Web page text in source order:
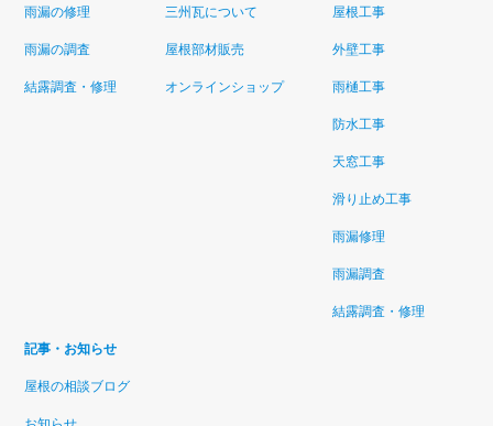
雨漏の修理
雨漏の調査
結露調査・修理
三州瓦について
屋根部材販売
オンラインショップ
屋根工事
外壁工事
雨樋工事
防水工事
天窓工事
滑り止め工事
雨漏修理
雨漏調査
結露調査・修理
記事・お知らせ
屋根の相談ブログ